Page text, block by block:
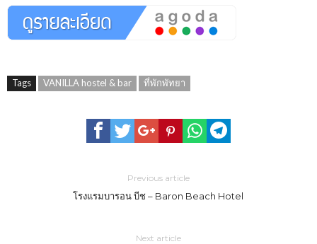
Tags VANILLA hostel & bar ที่พักพัทยา
Previous article
โรงแรมบารอน บีช – Baron Beach Hotel
Next article